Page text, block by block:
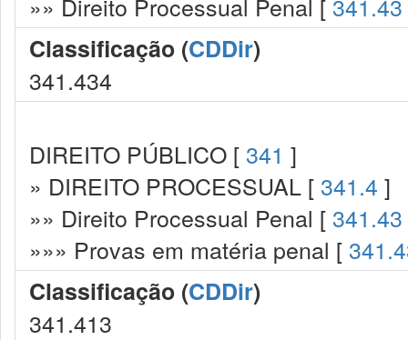
Classificação (CDDir)
341.434
DIREITO PÚBLICO [ 341 ]
» DIREITO PROCESSUAL [ 341.4 ]
»» Direito Processual Penal [ 341.43
»»» Provas em matéria penal [
Classificação (CDDir)
341.413